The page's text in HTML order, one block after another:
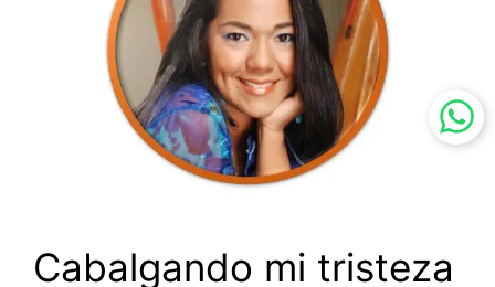
Cabalgando mi tristeza